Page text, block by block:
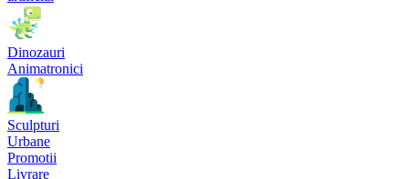
Dinozauri
Animatronici
Sculpturi
Urbane
Promotii
Livrare